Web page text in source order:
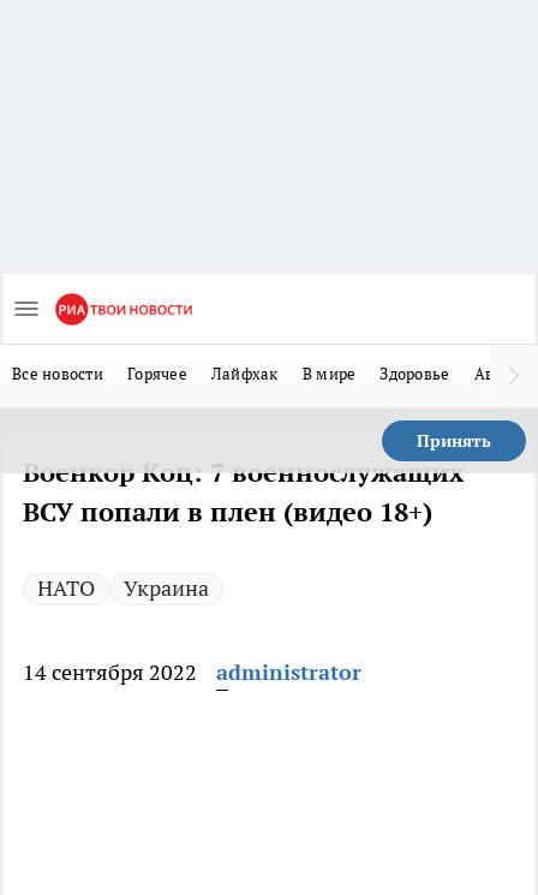
Все новости Горячее Лайфхак В мире Здоровье Авто
Принять
Военкор Коц: 7 военнослужащих
ВСУ попали в плен (видео 18+)
НАТО Украина
14 сентября 2022 administrator